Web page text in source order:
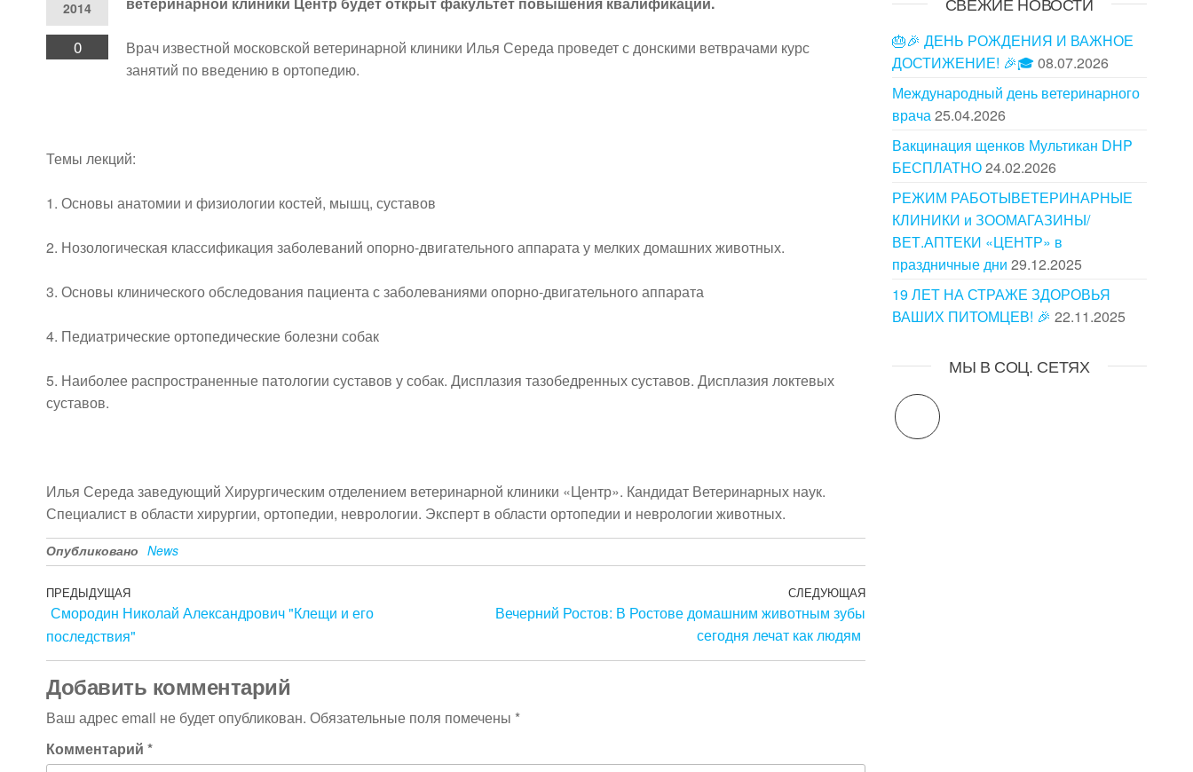
2014
0
Врач известной московской ветеринарной клиники Илья Середа проведет с донскими ветврачами курс
занятий по введению в ортопедию.
Темы лекций:
1. Основы анатомии и физиологии костей, мышц, суставов
2. Нозологическая классификация заболеваний опорно-двигательного аппарата у мелких домашних животных.
3. Основы клинического обследования пациента с заболеваниями опорно-двигательного аппарата
4. Педиатрические ортопедические болезни собак
5. Наиболее распространенные патологии суставов у собак. Дисплазия тазобедренных суставов. Дисплазия локтевых
суставов.
Илья Середа заведующий Хирургическим отделением ветеринарной клиники «Центр». Кандидат Ветеринарных наук.
Специалист в области хирургии, ортопедии, неврологии. Эксперт в области ортопедии и неврологии животных.
Опубликовано News
Навигация
по
записям
Предыдущая
запись
ПРЕДЫДУЩАЯ
Смородин Николай Александрович "Клещи и его
последствия"
Следующая
запись
СЛЕДУЮЩАЯ
Вечерний Ростов: В Ростове домашним животным зубы
сегодня лечат как людям
Добавить комментарий
Ваш адрес email не будет опубликован. Обязательные поля помечены *
Комментарий *
🎂🎉 ДЕНЬ РОЖДЕНИЯ И ВАЖНОЕ
ДОСТИЖЕНИЕ! 🎉🎓08.07.2026
Международный день ветеринарного
врача25.04.2026
Вакцинация щенков Мультикан DHP
БЕСПЛАТНО24.02.2026
РЕЖИМ РАБОТЫВЕТЕРИНАРНЫЕ
КЛИНИКИ и ЗООМАГАЗИНЫ/
ВЕТ.АПТЕКИ «ЦЕНТР» в
праздничные дни 29.12.2025
19 ЛЕТ НА СТРАЖЕ ЗДОРОВЬЯ
ВАШИХ ПИТОМЦЕВ! 🎉 22.11.2025
МЫ В СОЦ. СЕТЯХ